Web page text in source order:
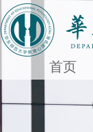
首页